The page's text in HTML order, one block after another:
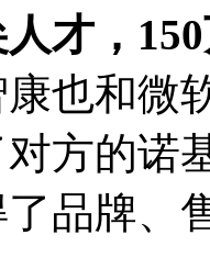
才，
也和微
方的诺
品牌、